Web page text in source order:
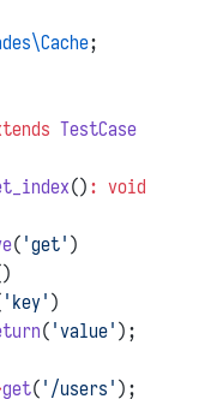
;
TestCase
() : void
( 'get' )
'key' )
( 'value' );
get( '/users' );